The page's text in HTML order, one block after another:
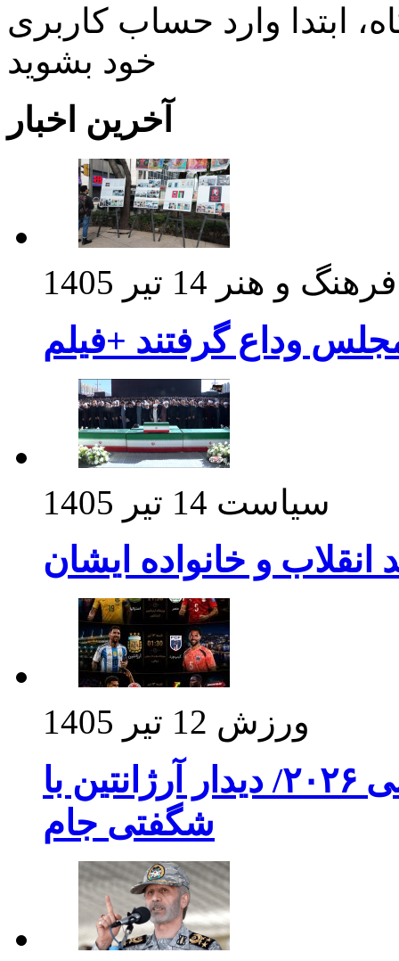
ابتدا وارد حساب كاربری
خود بشويد
آخرین اخبار
فرهنگ و هنر 14 تیر 1405
وداع گرفتند +فیلم
سیاست 14 تیر 1405
انقلاب و خانواده ایشان
ورزش 12 تیر 1405
برنامه بازی های امشب جام جهانی ۲۰۲۶/ دیدار آرژانتین با
شگفتی جام